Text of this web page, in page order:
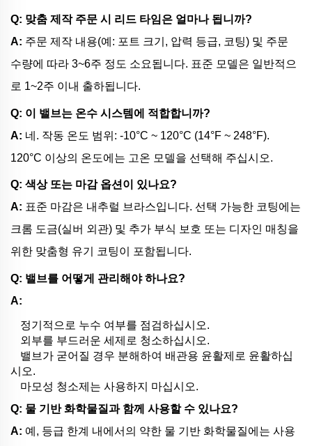
Q: 맞춤 제작 주문 시 리드 타임은 얼마나 됩니까?
A: 주문 제작 내용(예: 포트 크기, 압력 등급, 코팅) 및 주문
수량에 따라 3~6주 정도 소요됩니다. 표준 모델은 일반적으
로 1~2주 이내 출하됩니다.
Q: 이 밸브는 온수 시스템에 적합합니까?
A: 네. 작동 온도 범위: -10°C ~ 120°C (14°F ~ 248°F).
120°C 이상의 온도에는 고온 모델을 선택해 주십시오.
Q: 색상 또는 마감 옵션이 있나요?
A: 표준 마감은 내추럴 브라스입니다. 선택 가능한 코팅에는
크롬 도금(실버 외관) 및 추가 부식 보호 또는 디자인 매칭을
위한 맞춤형 유기 코팅이 포함됩니다.
Q: 밸브를 어떻게 관리해야 하나요?
A:
정기적으로 누수 여부를 점검하십시오.
외부를 부드러운 세제로 청소하십시오.
밸브가 굳어질 경우 분해하여 배관용 윤활제로 윤활하십
시오.
마모성 청소제는 사용하지 마십시오.
Q: 물 기반 화학물질과 함께 사용할 수 있나요?
A: 예, 등급 한계 내에서의 약한 물 기반 화학물질에는 사용